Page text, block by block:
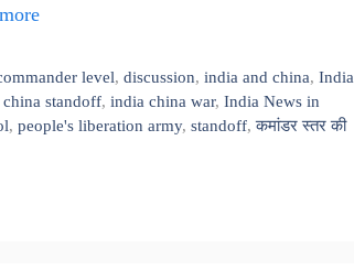
level,discussion,india and china,India
standoff, india china war, India News in
, people's liberation army, standoff,कमांडर स्तर की